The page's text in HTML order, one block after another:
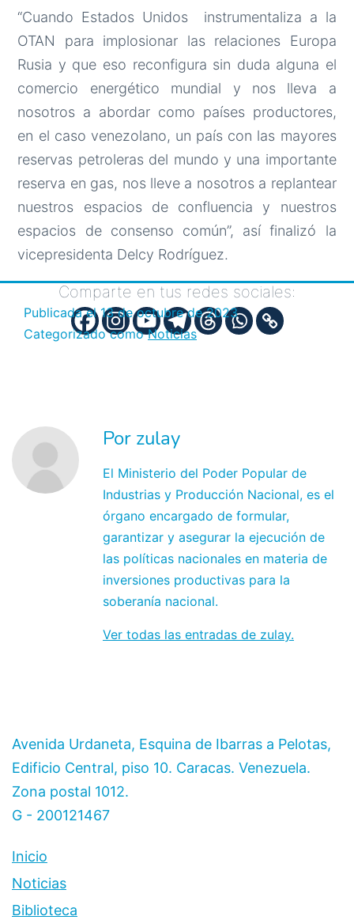
“Cuando Estados Unidos instrumentaliza a la
OTAN para implosionar las relaciones Europa
Rusia y que eso reconfigura sin duda alguna el
comercio energético mundial y nos lleva a
nosotros a abordar como países productores,
en el caso venezolano, un país con las mayores
reservas petroleras del mundo y una importante
reserva en gas, nos lleve a nosotros a replantear
nuestros espacios de confluencia y nuestros
espacios de consenso común”, así finalizó la
vicepresidenta Delcy Rodríguez.
Comparte en tus redes sociales:
Publicada el13 de octubre de 2023
Categorizado comoNoticias
Por zulay
El Ministerio del Poder Popular de
Industrias y Producción Nacional, es el
órgano encargado de formular,
garantizar y asegurar la ejecución de
las políticas nacionales en materia de
inversiones productivas para la
soberanía nacional.
Ver todas las entradas de zulay.
Avenida Urdaneta, Esquina de Ibarras a Pelotas,
Edificio Central, piso 10. Caracas. Venezuela.
Zona postal 1012.
G - 200121467
Inicio
Noticias
Biblioteca